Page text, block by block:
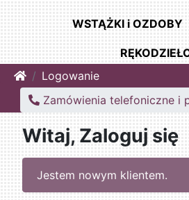
WSTĄŻKI i OZDOBY
HomeLogowanie
Zamówienia telefoniczne i
Witaj, Zaloguj się
Jestem nowym klientem.